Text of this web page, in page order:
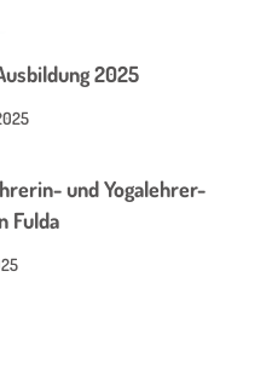
2025
und Yogalehrer-
Fulda